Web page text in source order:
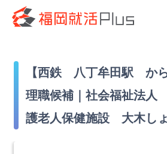
【西鉄 八丁牟田駅 か
理職候補｜社会福祉法
護老人保健施設 大木し